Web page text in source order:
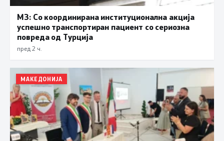
МЗ: Со координирана институционална акција
успешно транспортиран пациент со сериозна
повреда од Турција
пред 2 ч.
МАКЕДОНИЈА